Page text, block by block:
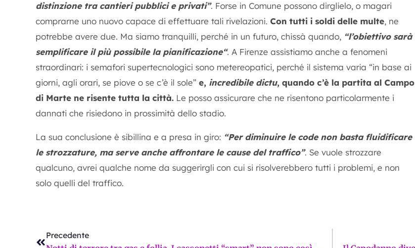
distinzione tra cantieri pubblici e privati”. Forse in Comune possono dirglielo, o magari
comprarne uno nuovo capace di effettuare tali rivelazioni. Con tutti i soldi delle multe, ne
potrebbe avere due. Ma siamo tranquilli, perché in un futuro, chissà quando, “l’obiettivo sarà
semplificare il più possibile la pianificazione“. A Firenze assistiamo anche a fenomeni
straordinari: i semafori supertecnologici sono metereopatici, perché il sistema varia “in base ai
giorni, agli orari, se piove o se c’è il sole” e, incredibile dictu, quando c’è la partita al Campo
di Marte ne risente tutta la città. Le posso assicurare che ne risentono particolarmente i
dannati che risiedono in prossimità dello stadio.
La sua conclusione è sibillina e a presa in giro: “Per diminuire le code non basta fluidificare
le strozzature, ma serve anche affrontare le cause del traffico”. Se vuole strozzare
qualcuno, avrei qualche nome da suggerirgli con cui si risolverebbero tutti i problemi, e non
solo quelli del traffico.
Precedente